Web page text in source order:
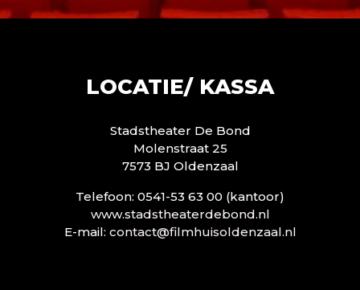
LOCATIE/ KASSA
Stadstheater De Bond
Molenstraat 25
7573 BJ Oldenzaal
Telefoon: 0541-53 63 00 (kantoor)
www.stadstheaterdebond.nl
E-mail: contact@filmhuisoldenzaal.nl